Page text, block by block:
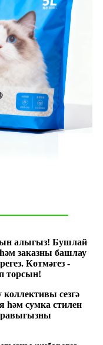
алыгыз! Бушлай
заказны башлау
Көтмәгез -
торсын!
сезгә
һәм сумка стилен